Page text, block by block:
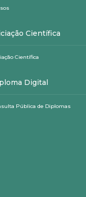
Científica
Científica
Digital
Pública de Diplomas